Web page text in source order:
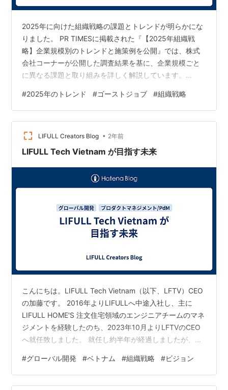
2025年に向けた組織戦略の課題とトレンドが明らかにな
りました。 PR TIMESに掲載された『【2025年組織戦
略】企業規模別のトレンドと施策例を公開』では、株式
会社コーナーが公開した調査結果を基に、企業規模ごと
に異なる課題と取り組みを詳しく解説しています。
るか？ 中小企業では、予算や人材のリソースが限られて
いるため、コスト効率を重視した施策が求められていま
す。 調査では、以下のようなポイントが挙げられまし
た。 リスキリングの推進限られた人員で多様な業務をこ
なすため、従業員のスキルアップが鍵となります。オン
#2025年のトレンド #ゴーストジョブ #組織戦略
LIFULL Creators Blog • 2年前
LIFULL Tech Vietnam が目指す未来
こんにちは。LIFULL Tech Vietnam（以下、LFTV）CEO
の加藤です。 2016年よりLIFULLへ中途入社し、主に
LIFULL HOME'S 注文住宅領域のエンジニアチームのマネ
ジメントを経験したのち、2023年10月よりLFTVのCEO
へ就任致しました。 就任し約半年が経過しましたが、今
思います。
#グローバル開発 #ベトナム #組織戦略 #ビジョン